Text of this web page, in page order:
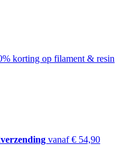
korting op filament & resin
vanaf € 54,90